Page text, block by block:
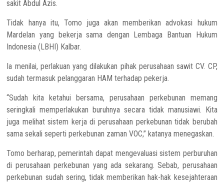
sakit Abdul Azis.
Tidak hanya itu, Tomo juga akan memberikan advokasi hukum
Mardelan yang bekerja sama dengan Lembaga Bantuan Hukum
Indonesia (LBHI) Kalbar.
Ia menilai, perlakuan yang dilakukan pihak perusahaan sawit CV. CP,
sudah termasuk pelanggaran HAM terhadap pekerja.
“Sudah kita ketahui bersama, perusahaan perkebunan memang
seringkali memperlakukan buruhnya secara tidak manusiawi. Kita
juga melihat sistem kerja di perusahaan perkebunan tidak berubah
sama sekali seperti perkebunan zaman VOC,” katanya menegaskan.
Tomo berharap, pemerintah dapat mengevaluasi sistem perburuhan
di perusahaan perkebunan yang ada sekarang. Sebab, perusahaan
perkebunan sudah sering, tidak memberikan hak-hak kesejahteraan